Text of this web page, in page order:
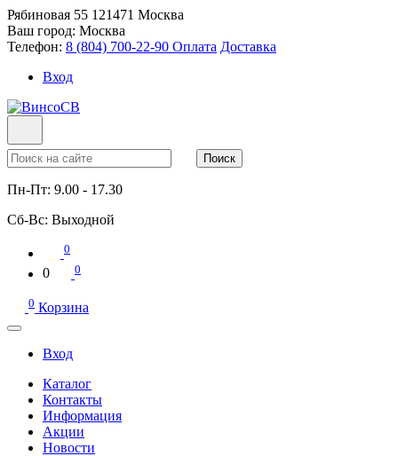
Рябиновая 55 121471 Москва
Ваш город: Москва
Телефон: 8 (804) 700-22-90 Оплата Доставка
Вход
Поиск
Пн-Пт: 9.00 - 17.30
Сб-Вс: Выходной
0
0 0
0 Корзина
Вход
Каталог
Контакты
Информация
Акции
Новости